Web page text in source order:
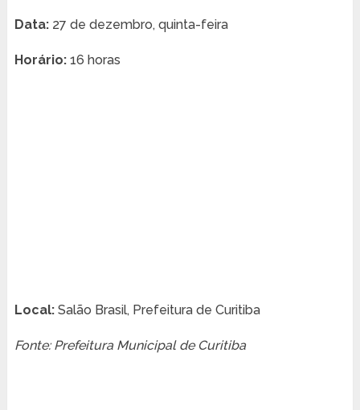
Data:27 de dezembro, quinta-feira
Horário:16 horas
Local: Salão Brasil, Prefeitura de Curitiba
Fonte: Prefeitura Municipal de Curitiba